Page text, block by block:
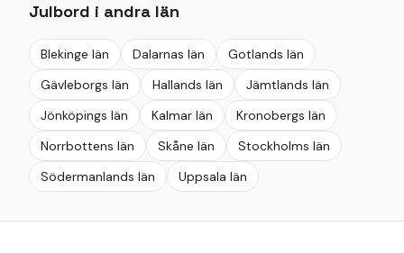
Julbord i andra län
Blekinge län Dalarnas län
Gotlands län
Gävleborgs län
Hallands län
Jämtlands län
Jönköpings län
Kalmar län
Kronobergs län
Norrbottens län
Skåne län
Stockholms län
Södermanlands län
Uppsala län